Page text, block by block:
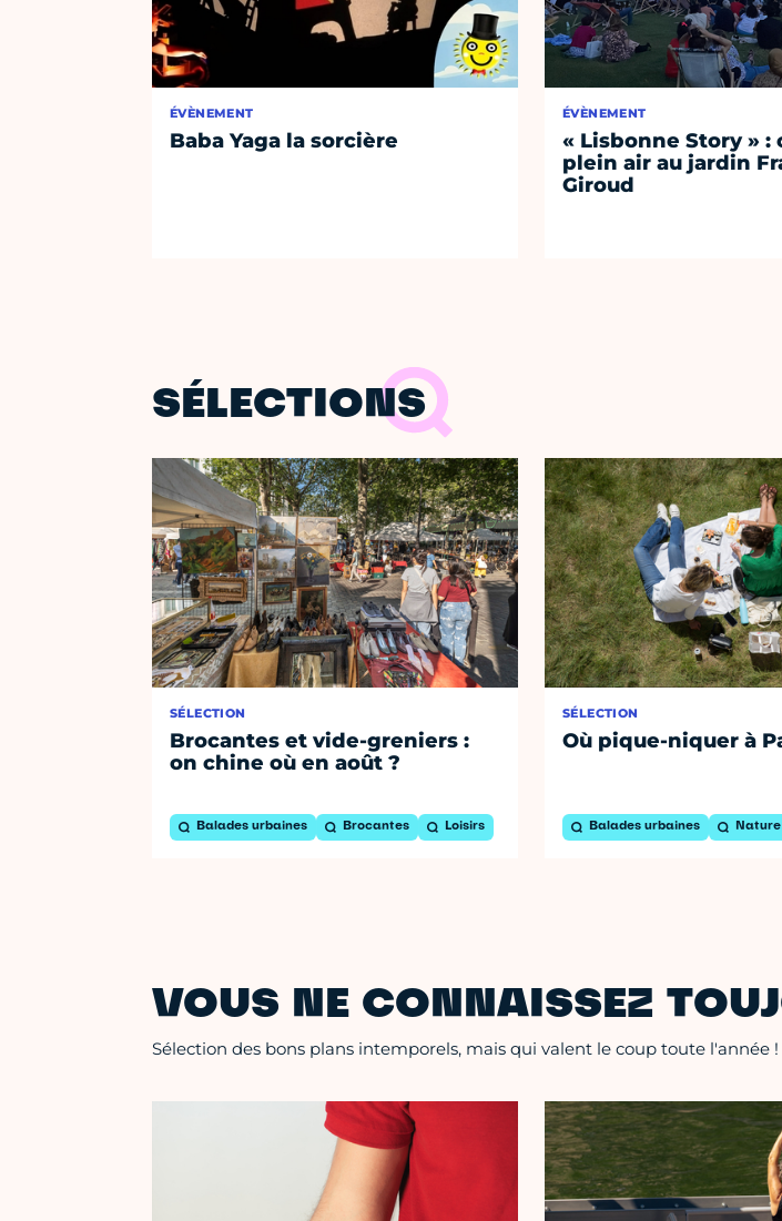
ÉVÈNEMENT
Baba Yaga la sorcière
ÉVÈNEMENT
« Lisbonne Story » :
plein air au jardin
Giroud
SÉLECTIONS
SÉLECTION
Brocantes et vide-greniers :
on chine où en août ?
Balades urbaines Brocantes Loisirs
SÉLECTION
Où pique-niquer à
Balades urbaines Nature
VOUS NE CONNAISSEZ
Sélection des bons plans intemporels, mais qui valent le coup toute l'année !